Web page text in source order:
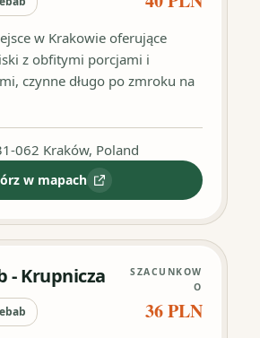
w Krakowie oferujące
z obfitymi porcjami i
czynne długo po zmroku na
062 Kraków, Poland
w mapach
:Moza kebab
- Krupnicza
SZACUNKOW
O
36 PLN